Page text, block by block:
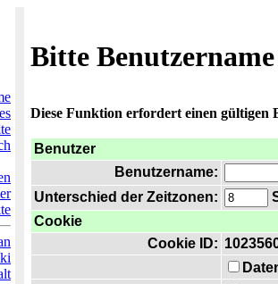
Bitte
Diese Funktion erfordert einen gültigen
Benutzer
Benutzername:
Unterschied der Zeitzonen:
Cookie
Cookie ID: